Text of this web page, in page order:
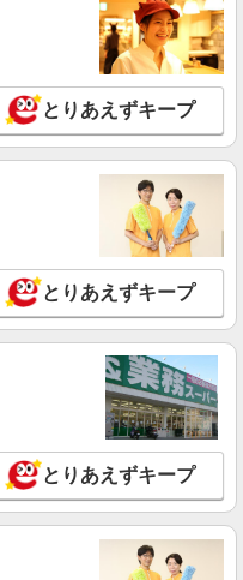
とりあえずキープ
とりあえずキープ
とりあえずキープ